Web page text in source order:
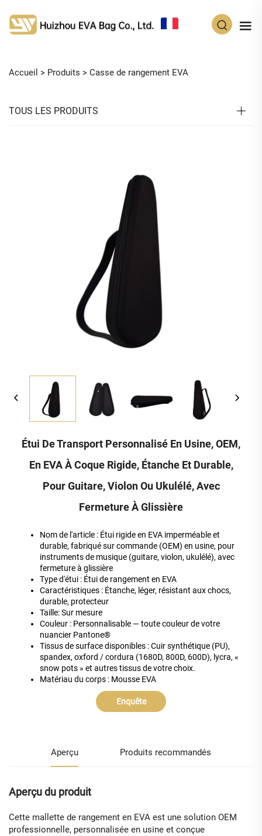
Accueil > Produits > Casse de rangement EVA
TOUS LES PRODUITS
Étui De Transport Personnalisé En Usine, OEM,
En EVA À Coque Rigide, Étanche Et Durable,
Pour Guitare, Violon Ou Ukulélé, Avec
Fermeture À Glissière
Nom de l'article : Étui rigide en EVA imperméable et
durable, fabriqué sur commande (OEM) en usine, pour
instruments de musique (guitare, violon, ukulélé), avec
fermeture à glissière
Type d'étui : Étui de rangement en EVA
Caractéristiques : Étanche, léger, résistant aux chocs,
durable, protecteur
Taille: Sur mesure
Couleur : Personnalisable — toute couleur de votre
nuancier Pantone®
Tissus de surface disponibles : Cuir synthétique (PU),
spandex, oxford / cordura (1680D, 800D, 600D), lycra, «
snow pots » et autres tissus de votre choix.
Matériau du corps : Mousse EVA
Enquête
Aperçu Produits recommandés
Aperçu du produit
Cette mallette de rangement en EVA est une solution OEM
professionnelle, personnalisée en usine et conçue